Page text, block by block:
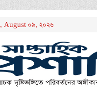
August 09, 2026